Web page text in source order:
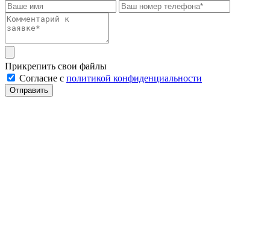
Прикрепить свои файлы
Cогласие с политикой конфиденциальности
Отправить